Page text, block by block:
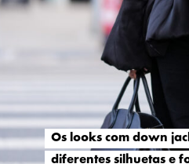
Os looks com down
diferentes silhuetas e
Os looks com down
diferentes silhuetas e